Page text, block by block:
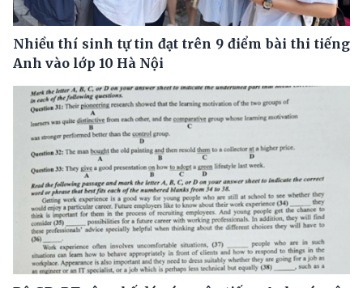
Nhiều thí sinh tự tin đạt trên 9 điểm bài thi tiếng
Anh vào lớp 10 Hà Nội